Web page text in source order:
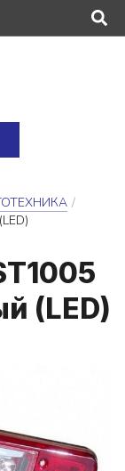
/
(LED)